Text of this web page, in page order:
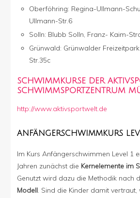
Oberföhring: Regina-Ullmann-
Ullmann-Str.6
Solln: Blubb Solln, Franz- Kaim-
Grünwald: Grünwalder
Str.35c
SCHWIMMKURSE DER
SCHWIMMSPORTZENTRUM
http://www.aktivsportwelt.de
ANFÄNGERSCHWIMMKURS
Im Kurs Anfängerschwimmen Level 1
Jahren zunächst die Kernelemente im
Genutzt wird dazu die Methodik nach
Modell. Sind die Kinder damit vertraut,